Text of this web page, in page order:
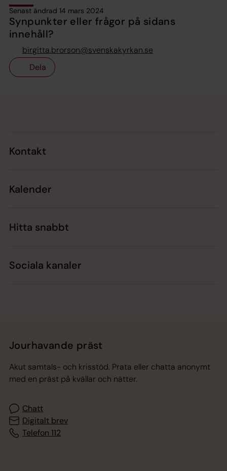
Senast ändrad 14 mars 2024
Synpunkter eller frågor på sidans
innehåll?
birgitta.brorson@svenskakyrkan.se
Dela
Kontakt
Kalender
Hitta snabbt
Sociala kanaler
Jourhavande präst
Akut samtals- och krisstöd. Prata eller chatta anonymt
med en präst på kvällar och nätter.
Chatt
Digitalt brev
Telefon 112